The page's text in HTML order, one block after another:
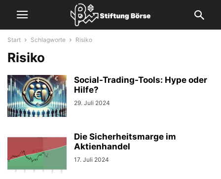
Start Schlagworte Risiko
Risiko
Social-Trading-Tools: Hype oder
Hilfe?
29. Juli 2024
Die Sicherheitsmarge im
Aktienhandel
17. Juli 2024